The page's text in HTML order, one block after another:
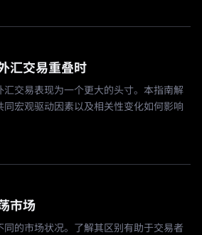
汇交易重叠时
汇交易表现为一个更大的头寸。本指南解
宏观驱动因素以及相关性变化如何影响
市场
的市场状况。了解其区别有助于交易者